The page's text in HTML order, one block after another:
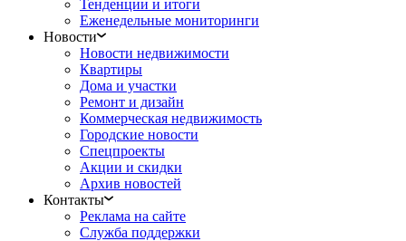
Тенденции и итоги
Еженедельные мониторинги
Новости
Новости недвижимости
Квартиры
Дома и участки
Ремонт и дизайн
Коммерческая недвижимость
Городские новости
Спецпроекты
Акции и скидки
Архив новостей
Контакты
Реклама на сайте
Служба поддержки